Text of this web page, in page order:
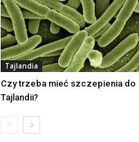
Tajlandia
Czy trzeba mieć szczepienia do
Tajlandii?